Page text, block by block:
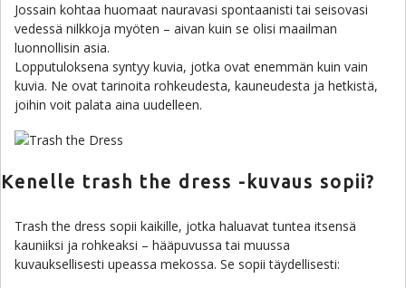
Jossain kohtaa huomaat nauravasi spontaanisti tai seisovasi
vedessä nilkkoja myöten – aivan kuin se olisi maailman
luonnollisin asia.
Lopputuloksena syntyy kuvia, jotka ovat enemmän kuin vain
kuvia. Ne ovat tarinoita rohkeudesta, kauneudesta ja hetkistä,
joihin voit palata aina uudelleen.
Kenelle trash the dress -kuvaus sopii?
Trash the dress sopii kaikille, jotka haluavat tuntea itsensä
kauniiksi ja rohkeaksi – hääpuvussa tai muussa
kuvauksellisesti upeassa mekossa. Se sopii täydellisesti: